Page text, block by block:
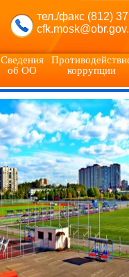
тел./факс (812)
Сведения
об ОО
коррупции